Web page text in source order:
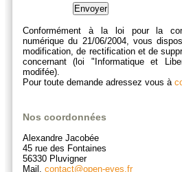
Conformément à la loi pour la
numérique du 21/06/2004, vous
modification, de rectification et de
concernant (loi "Informatique et
modifée).
Pour toute demande adressez vous à
Nos coordonnées
Alexandre Jacobée
45 rue des Fontaines
56330 Pluvigner
Mail. contact@open-eyes.fr